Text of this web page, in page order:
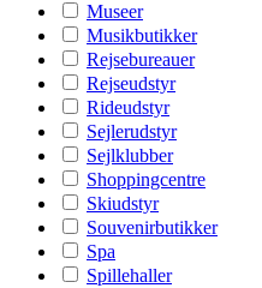
Museer
Musikbutikker
Rejsebureauer
Rejseudstyr
Rideudstyr
Sejlerudstyr
Sejlklubber
Shoppingcentre
Skiudstyr
Souvenirbutikker
Spa
Spillehaller